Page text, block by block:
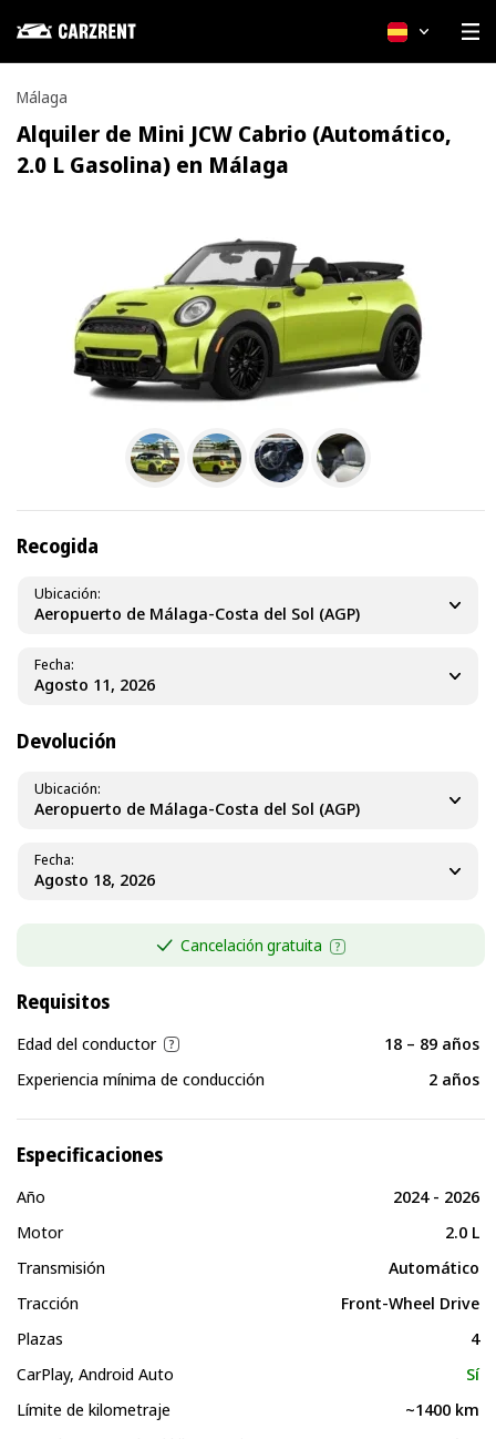
Español
Málaga
Alquiler de Mini JCW Cabrio (Automático,
2.0 L Gasolina) en Málaga
Recogida
Aeropuerto de Málaga-Costa del Sol (AGP)
Ubicación
Fecha
Devolución
Aeropuerto de Málaga-Costa del Sol (AGP)
Ubicación
Fecha
Cancelación gratuita
Requisitos
Edad del conductor
18 – 89 años
Experiencia mínima de conducción
2 años
Especificaciones
Año
2024 - 2026
Motor
2.0 L
Transmisión
Automático
Tracción
Front-Wheel Drive
Plazas
4
CarPlay, Android Auto
Sí
Límite de kilometraje
~1400 km